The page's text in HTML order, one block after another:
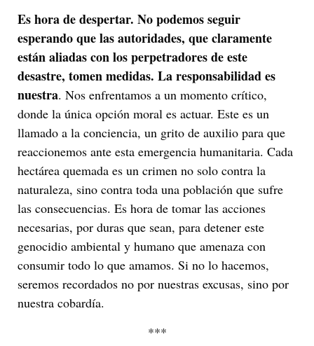
Es hora de despertar. No podemos seguir
esperando que las autoridades, que claramente
están aliadas con los perpetradores de este
desastre, tomen medidas. La responsabilidad es
nuestra. Nos enfrentamos a un momento crítico,
donde la única opción moral es actuar. Este es un
llamado a la conciencia, un grito de auxilio para que
reaccionemos ante esta emergencia humanitaria. Cada
hectárea quemada es un crimen no solo contra la
naturaleza, sino contra toda una población que sufre
las consecuencias. Es hora de tomar las acciones
necesarias, por duras que sean, para detener este
genocidio ambiental y humano que amenaza con
consumir todo lo que amamos. Si no lo hacemos,
seremos recordados no por nuestras excusas, sino por
nuestra cobardía.
***